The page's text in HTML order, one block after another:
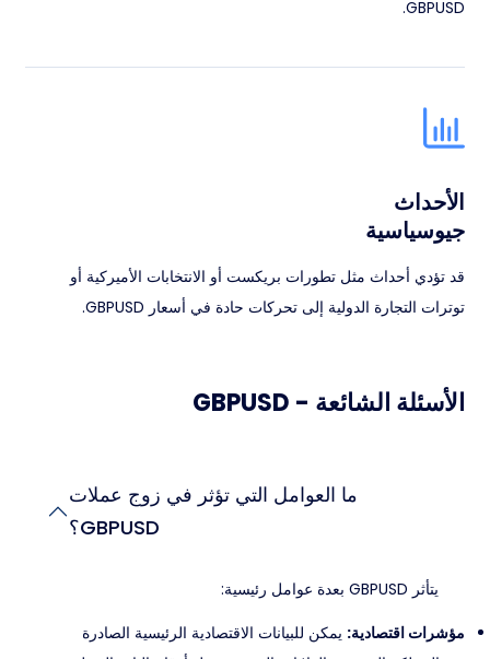
GBPUSD.
الأحداث
جيوسياسية
قد تؤدي أحداث مثل تطورات بريكست أو الانتخابات الأميركية أو
توترات التجارة الدولية إلى تحركات حادة في أسعار GBPUSD.
الأسئلة الشائعة - GBPUSD
ما العوامل التي تؤثر في زوج عملات
GBPUSD؟
يتأثر GBPUSD بعدة عوامل رئيسية:
مؤشرات اقتصادية: يمكن للبيانات الاقتصادية الرئيسية الصادرة